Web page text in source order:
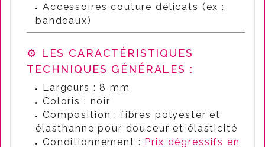
Accessoires couture délicats (ex :
bandeaux)
⚙️ LES CARACTÉRISTIQUES
TECHNIQUES GÉNÉRALES :
Largeurs : 8 mm
Coloris : noir
Composition : fibres polyester et
élasthanne pour douceur et élasticité
Conditionnement : Prix dégressifs en